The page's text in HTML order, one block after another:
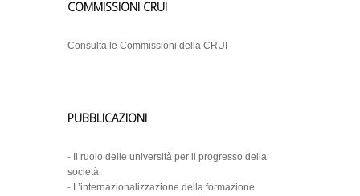
COMMISSIONI CRUI
Consulta le Commissioni della CRUI
PUBBLICAZIONI
-
Il ruolo delle università per il progresso della
società
- L’internazionalizzazione della formazione